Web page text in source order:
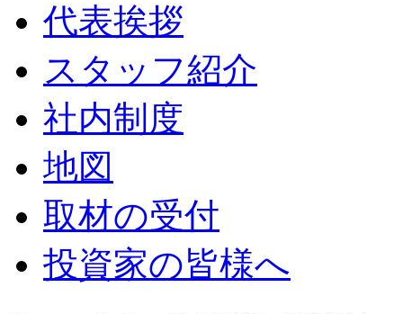
代表挨拶
スタッフ紹介
社内制度
地図
取材の受付
投資家の皆様へ